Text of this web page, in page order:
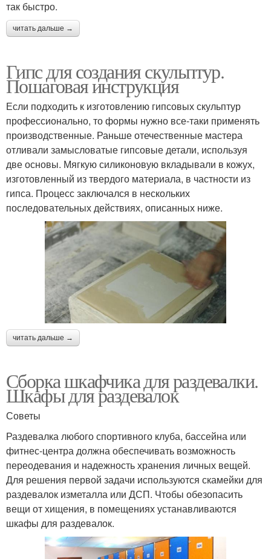
так быстро.
читать дальше →
Гипс для создания скульптур.
Пошаговая инструкция
Если подходить к изготовлению гипсовых скульптур
профессионально, то формы нужно все-таки применять
производственные. Раньше отечественные мастера
отливали замысловатые гипсовые детали, используя
две основы. Мягкую силиконовую вкладывали в кожух,
изготовленный из твердого материала, в частности из
гипса. Процесс заключался в нескольких
последовательных действиях, описанных ниже.
читать дальше →
Сборка шкафчика для раздевалки.
Шкафы для раздевалок
Советы
Раздевалка любого спортивного клуба, бассейна или
фитнес-центра должна обеспечивать возможность
переодевания и надежность хранения личных вещей.
Для решения первой задачи используются скамейки для
раздевалок изметалла или ДСП. Чтобы обезопасить
вещи от хищения, в помещениях устанавливаются
шкафы для раздевалок.